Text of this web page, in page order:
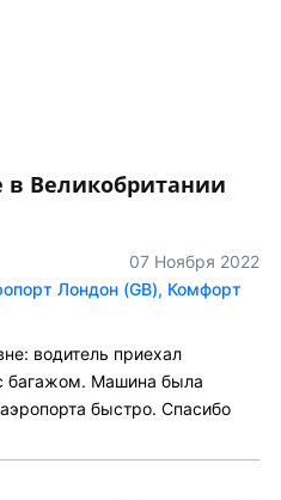
в Великобритании
07 Ноября 2022
Лондон (GB), Комфорт
водитель приехал
багажом. Машина была
быстро. Спасибо